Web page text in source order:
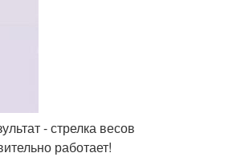
- стрелка весов
работает!